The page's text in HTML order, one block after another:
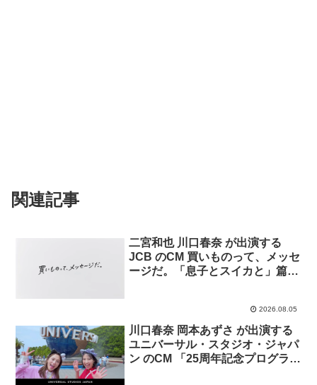
関連記事
二宮和也 川口春奈 が出演する
JCB のCM 買いものって、メッセ
ージだ。「息子とスイカと」篇
2026.08.05
川口春奈 岡本あずさ が出演する
ユニバーサル・スタジオ・ジャパ
ン のCM 「25周年記念プログラ